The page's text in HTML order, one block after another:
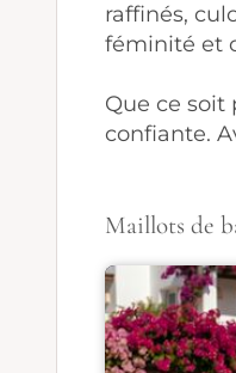
raffinés,
féminité et
Que ce soit
confiante.
Maillots de